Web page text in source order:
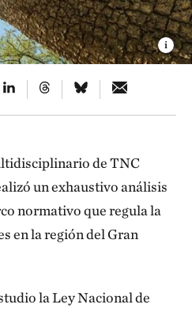
de TNC
un exhaustivo análisis
normativo que regula la
en la región del Gran
la Ley Nacional de